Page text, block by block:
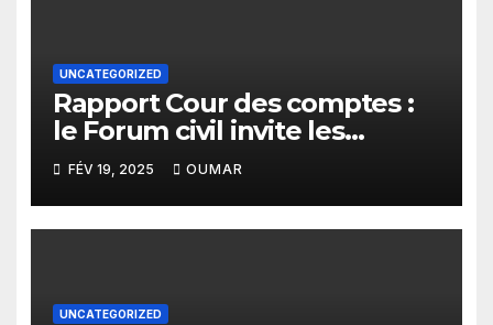
UNCATEGORIZED
Rapport Cour des comptes :
le Forum civil invite les
citoyens à s’engager pour
que la lumière soit faite sur
les zones d’ombre
FÉV 19, 2025 OUMAR
UNCATEGORIZED